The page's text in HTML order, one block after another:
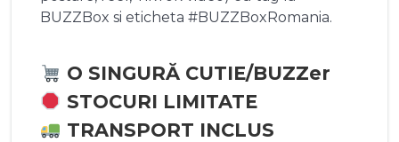
BUZZBox si eticheta #BUZZBoxRomania.
O SINGURĂ CUTIE/BUZZer
STOCURI LIMITATE
TRANSPORT INCLUS